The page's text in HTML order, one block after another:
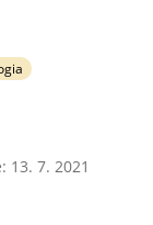
7. 2021